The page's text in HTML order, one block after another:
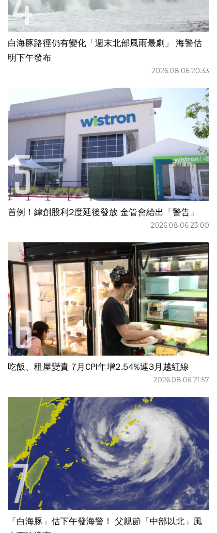
白海豚路徑仍有變化「週末北部風雨最劇」 海警估
明下午發布
2026.08.06 20:33
首例！緯創股利2度延後發放 金管會給出「警告」
2026.08.06 23:00
吃飯、租屋變貴 7月CPI年增2.54%連3月越紅線
2026.08.06 21:57
「白海豚」估下午發海警！ 父親節「中部以北」風